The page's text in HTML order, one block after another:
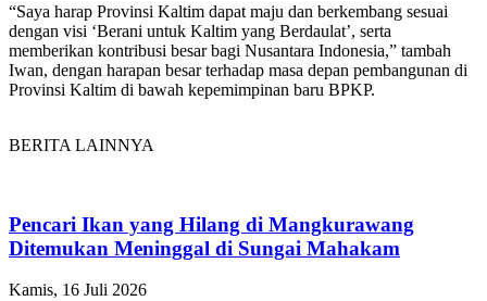
“Saya harap Provinsi Kaltim dapat maju dan berkembang sesuai
dengan visi ‘Berani untuk Kaltim yang Berdaulat’, serta
memberikan kontribusi besar bagi Nusantara Indonesia,” tambah
Iwan, dengan harapan besar terhadap masa depan pembangunan di
Provinsi Kaltim di bawah kepemimpinan baru BPKP.
BERITA LAINNYA
Pencari Ikan yang Hilang di Mangkurawang
Ditemukan Meninggal di Sungai Mahakam
Kamis, 16 Juli 2026